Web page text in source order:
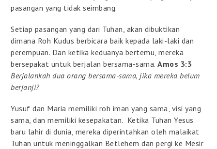
pasangan yang tidak seimbang.
Setiap pasangan yang dari Tuhan, akan dibuktikan
dimana Roh Kudus berbicara baik kepada laki-laki dan
perempuan. Dan ketika keduanya bertemu, mereka
bersepakat untuk berjalan bersama-sama.Amos 3:3
Berjalankah dua orang bersama-sama, jika mereka belum
berjanji?
Yusuf dan Maria memiliki roh iman yang sama, visi yang
sama, dan memiliki kesepakatan. Ketika Tuhan Yesus
baru lahir di dunia, mereka diperintahkan oleh malaikat
Tuhan untuk meninggalkan Betlehem dan pergi ke Mesir